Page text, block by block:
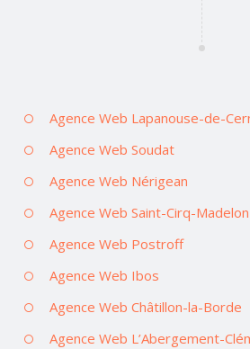
Agence Web Lapanouse-de-
Agence Web Soudat
Agence Web Nérigean
Agence Web Saint-Cirq-Madelon
Agence Web Postroff
Agence Web Ibos
Agence Web Châtillon-la-Borde
Agence Web L’Abergement-